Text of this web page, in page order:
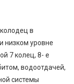
в
низком уровне
7 колец, 8- е
водоотдачей,
системы